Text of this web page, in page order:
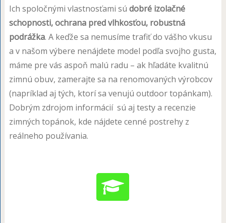
Ich spoločnými vlastnosťami sú dobré izolačné
schopnosti, ochrana pred vlhkosťou, robustná
podrážka. A keďže sa nemusíme trafiť do vášho vkusu
a v našom výbere nenájdete model podľa svojho gusta,
máme pre vás aspoň malú radu – ak hľadáte kvalitnú
zimnú obuv, zamerajte sa na renomovaných výrobcov
(napríklad aj tých, ktorí sa venujú outdoor topánkam).
Dobrým zdrojom informácií sú aj testy a recenzie
zimných topánok, kde nájdete cenné postrehy z
reálneho používania.